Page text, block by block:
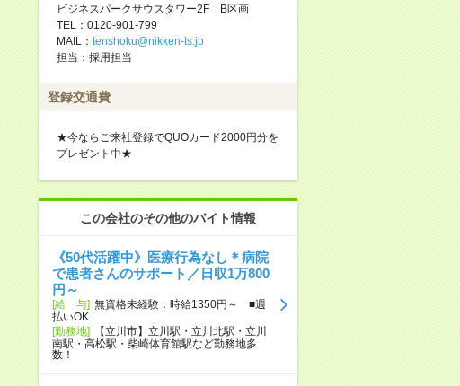
ビジネスパークサウスタワー2F B区画
TEL：0120-901-799
MAIL： tenshoku@nikken-ts.jp
担当：採用担当
登録交通費
★今ならご来社登録でQUOカード2000円分を
プレゼント中★
この会社のその他のバイト情報
《50代活躍中》医療行為なし＊病院
で患者さんのサポート／日収1万800
円～
[給 与] 無資格未経験：時給1350円～ ■週
払いOK
[勤務地]
【立川市】立川駅・立川北駅・立川
南駅・高松駅・柴崎体育館駅など勤務地多
数！